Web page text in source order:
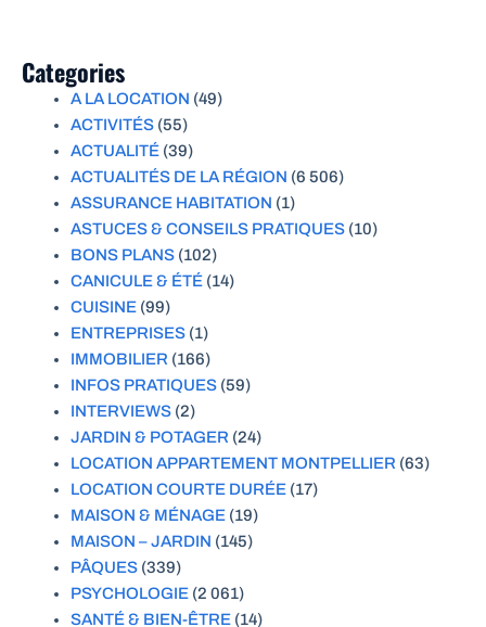
Categories
A LA LOCATION (49)
ACTIVITÉS (55)
ACTUALITÉ (39)
ACTUALITÉS DE LA RÉGION (6 506)
ASSURANCE HABITATION (1)
ASTUCES & CONSEILS PRATIQUES (10)
BONS PLANS (102)
CANICULE & ÉTÉ (14)
CUISINE (99)
ENTREPRISES (1)
IMMOBILIER (166)
INFOS PRATIQUES (59)
INTERVIEWS (2)
JARDIN & POTAGER (24)
LOCATION APPARTEMENT MONTPELLIER (63)
LOCATION COURTE DURÉE (17)
MAISON & MÉNAGE (19)
MAISON – JARDIN (145)
PÂQUES (339)
PSYCHOLOGIE (2 061)
SANTÉ & BIEN-ÊTRE (14)